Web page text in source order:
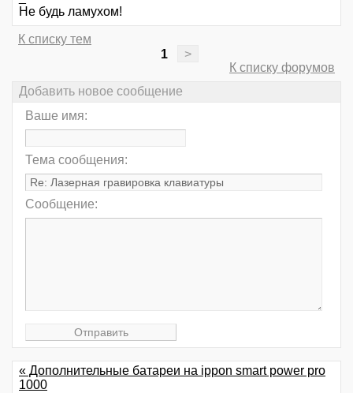
Не будь ламухом!
К списку тем
1
>
К списку форумов
Добавить новое сообщение
Ваше имя:
Тема сообщения:
Сообщение:
« Дополнительные батареи на ippon smart power pro
1000